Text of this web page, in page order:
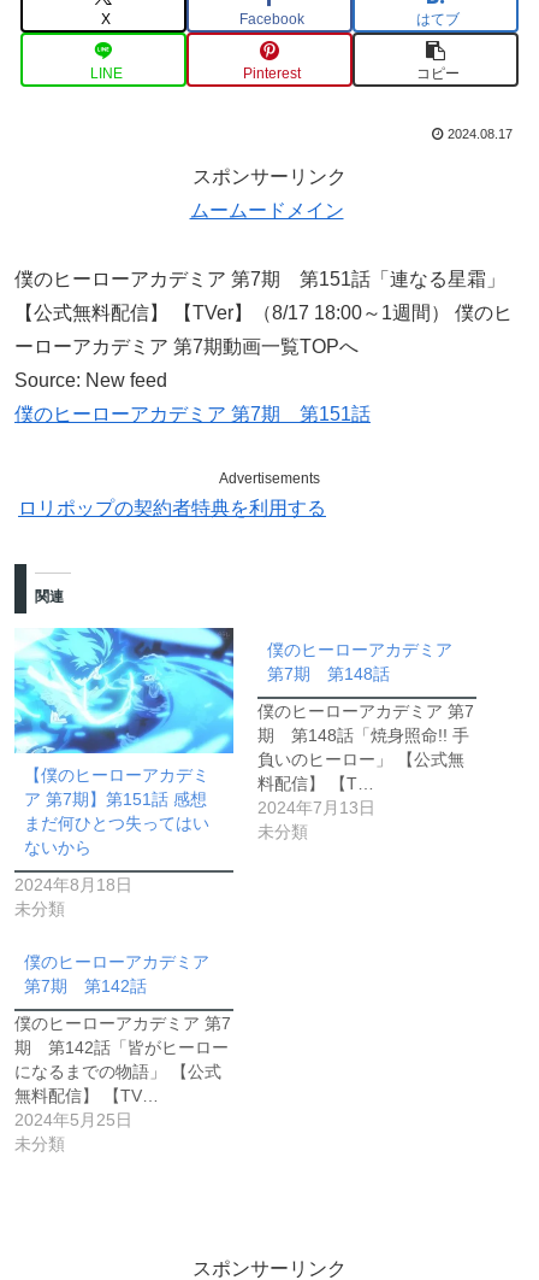
X Facebook はてブ
LINE Pinterest コピー
2024.08.17
スポンサーリンク
ムームードメイン
僕のヒーローアカデミア 第7期 第151話「連なる星霜」
【公式無料配信】 【TVer】（8/17 18:00～1週間） 僕のヒ
ーローアカデミア 第7期動画一覧TOPへ
Source: New feed
僕のヒーローアカデミア 第7期 第151話
Advertisements
ロリポップの契約者特典を利用する
関連
【僕のヒーローアカデミ
ア 第7期】第151話 感想
まだ何ひとつ失ってはい
ないから
2024年8月18日
未分類
僕のヒーローアカデミア
第7期 第148話
僕のヒーローアカデミア 第7
期 第148話「焼身照命!! 手
負いのヒーロー」 【公式無
料配信】 【T…
2024年7月13日
未分類
僕のヒーローアカデミア
第7期 第142話
僕のヒーローアカデミア 第7
期 第142話「皆がヒーロー
になるまでの物語」 【公式
無料配信】 【TV…
2024年5月25日
未分類
スポンサーリンク